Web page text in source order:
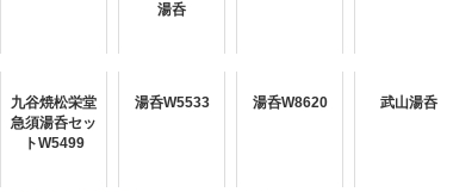
湯呑
九谷焼松栄堂
急須湯呑セッ
トW5499
湯呑W5533 湯呑W8620 武山湯呑